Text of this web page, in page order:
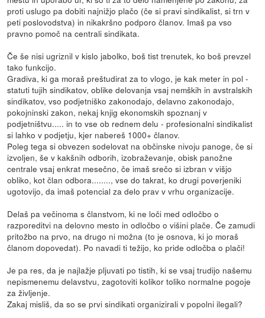
proti uslugo pa dobiti najnižjo plačo (če si pravi sindikalist, si trn v
peti poslovodstva) in nikakršno podporo članov. Imaš pa vso
pravno pomoč na centrali sindikata.
Če še nisi ugriznil v kislo jabolko, boš tist trenutek, ko boš prevzel
tako funkcijo.
Gradiva, ki ga moraš preštudirat za to vlogo, je kak meter in pol -
statuti tujih sindikatov, oblike delovanja vsaj nemških in avstralskih
sindikatov, vso podjetniško zakonodajo, delavno zakonodajo,
pokojninski zakon, nekaj knjig ekonomskih spoznanj v
podjetništvu..... in to vse ob rednem delu - profesionalni sindikalist
si lahko v podjetju, kjer nabereš 1000+ članov.
Poleg tega si obvezen sodelovat na občinske nivoju panoge, če si
izvoljen, še v kakšnih odborih, izobraževanje, obisk panožne
centrale vsaj enkrat mesečno, če imaš srečo si izbran v višjo
obliko, kot član odbora........, vse do takrat, ko drugi poverjeniki
ugotovijo, da imaš potencial za delo prav v vrhu organizacije.
Delaš pa večinoma s članstvom, ki ne loči med odločbo o
razporeditvi na delovno mesto in odločbo o višini plače. Če zamudi
pritožbo na prvo, na drugo ni možna (to je osnova, ki jo moraš
članom dopovedat). Po navadi ti težijo, ko pride odločba o plači!
Je pa res, da je najlažje pljuvati po tistih, ki se vsaj trudijo našemu
nepismenemu delavstvu, zagotoviti kolikor toliko normalne pogoje
za življenje.
Zakaj misliš, da so se prvi sindikati organizirali v popolni ilegali?